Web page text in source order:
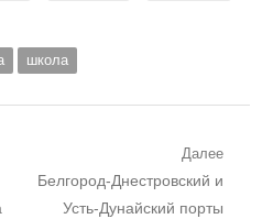
школа
Далее
Следующий
пост:
Белгород-Днестровский и
Усть-Дунайский порты